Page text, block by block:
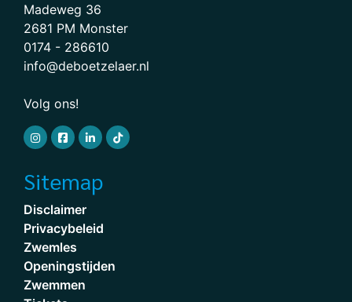
Madeweg 36
2681 PM Monster
0174 - 286610
info@deboetzelaer.nl
Volg ons!
Sitemap
Disclaimer
Privacybeleid
Zwemles
Openingstijden
Zwemmen